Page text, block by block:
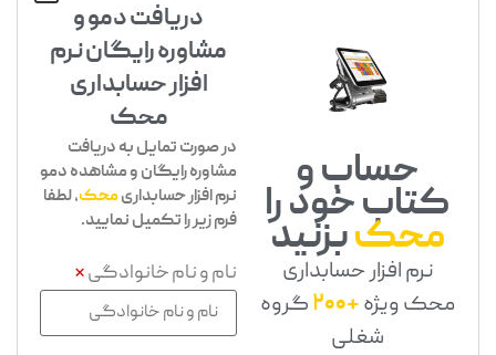
حساب و
کتاب خود را
محکبزنید
نرم افزار حسابداری
محک ویژه+200
گروه
شغلی
دریافت دمو و
مشاوره رایگان نرم
افزار حسابداری
محک
در صورت تمایل به دریافت
مشاوره رایگان و مشاهده دمو
نرم افزار حسابداریمحک، لطفا
فرم زیر را تکمیل نمایید.
نام و نام خانوادگی*